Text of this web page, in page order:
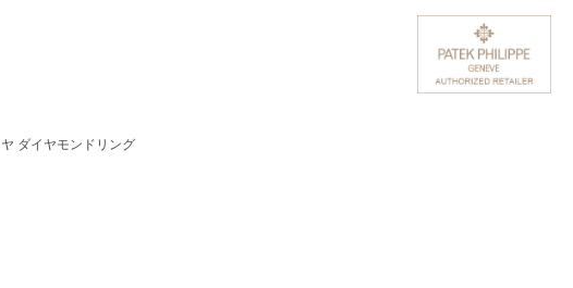
ダイヤモンドリング